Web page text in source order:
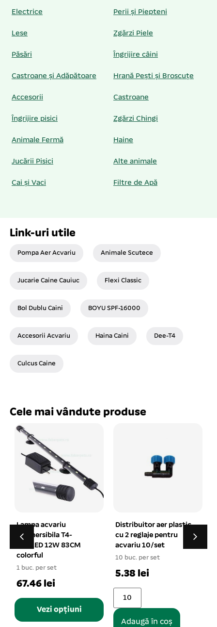
Electrice Perii și Piepteni
Lese Zgărzi Piele
Păsări Îngrijire câini
Castroane și Adăpătoare Hrană Pești și Broscuțe
Accesorii Castroane
Îngrijire pisici Zgărzi Chingi
Animale Fermă Haine
Jucării Pisici Alte animale
Cai și Vaci Filtre de Apă
Link-uri utile
Pompa Aer Acvariu Animale Scutece
Jucarie Caine Cauiuc Flexi Classic
Bol Dublu Caini BOYU SPF-16000
Accesorii Acvariu Haina Caini Dee-T4
Culcus Caine
Cele mai vândute produse
Distribuitor aer plastic
cu 2 reglaje pentru
acvariu 10/set
Adaugă în coș
MENIU
ptr broscute, 10 g
10/set
1 buc. per set
Adaugă în coș